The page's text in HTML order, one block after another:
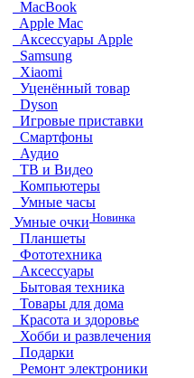
MacBook
Apple Mac
Аксессуары Apple
Samsung
Xiaomi
Уценённый товар
Dyson
Игровые приставки
Смартфоны
Аудио
ТВ и Видео
Компьютеры
Умные часы
Умные очки Новинка
Планшеты
Фототехника
Аксессуары
Бытовая техника
Товары для дома
Красота и здоровье
Хобби и развлечения
Подарки
Ремонт электроники